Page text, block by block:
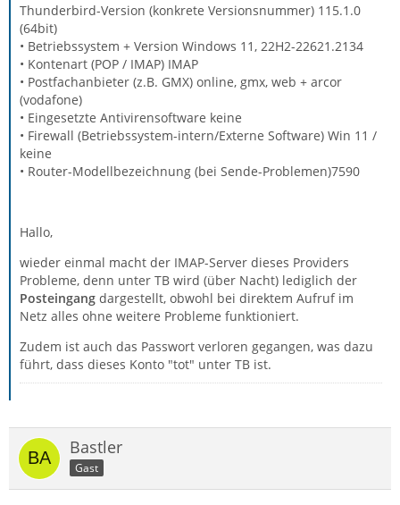
Thunderbird-Version (konkrete Versionsnummer) 115.1.0
(64bit)
• Betriebssystem + Version Windows 11, 22H2-22621.2134
• Kontenart (POP / IMAP) IMAP
• Postfachanbieter (z.B. GMX) online, gmx, web + arcor
(vodafone)
• Eingesetzte Antivirensoftware keine
• Firewall (Betriebssystem-intern/Externe Software) Win 11 /
keine
• Router-Modellbezeichnung (bei Sende-Problemen)7590
Hallo,
wieder einmal macht der IMAP-Server dieses Providers
Probleme, denn unter TB wird (über Nacht) lediglich der
Posteingang dargestellt, obwohl bei direktem Aufruf im
Netz alles ohne weitere Probleme funktioniert.
Zudem ist auch das Passwort verloren gegangen, was dazu
führt, dass dieses Konto "tot" unter TB ist.
Bastler
Gast